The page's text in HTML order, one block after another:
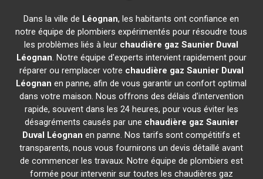
Dans la ville de Léognan, les habitants ont confiance en
notre équipe de plombiers expérimentés pour résoudre tous
les problèmes liés à leur chaudière gaz Saunier Duval
Léognan. Notre équipe d'experts intervient rapidement pour
réparer ou remplacer votre chaudière gaz Saunier Duval
Léognan en panne, afin de vous garantir un confort optimal
dans votre maison. Nous offrons des délais d'intervention
rapide, souvent dans les 24 heures, pour vous éviter les
désagréments causés par une chaudière gaz Saunier
Duval Léognan en panne. Nos tarifs sont compétitifs et
transparents, nous vous fournirons un devis détaillé avant
de commencer les travaux. Notre équipe de plombiers est
formée pour intervenir sur toutes les chaudières gaz